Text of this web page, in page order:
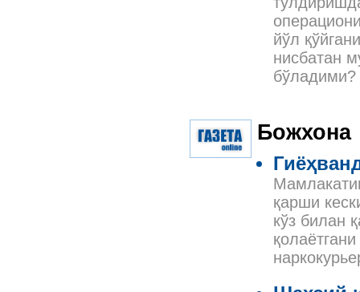
йўл
нисбатан
бўладими?
Божхона
қарши
кўз билан